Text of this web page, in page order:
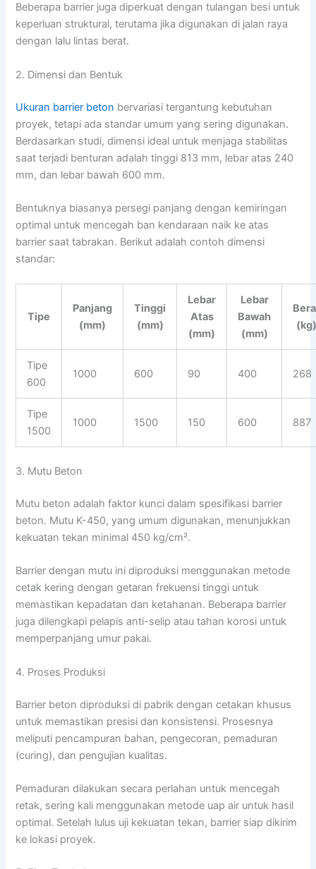
Beberapa barrier juga diperkuat dengan tulangan besi untuk
keperluan struktural, terutama jika digunakan di jalan raya
dengan lalu lintas berat.
2. Dimensi dan Bentuk
Ukuran barrier beton bervariasi tergantung kebutuhan
proyek, tetapi ada standar umum yang sering digunakan.
Berdasarkan studi, dimensi ideal untuk menjaga stabilitas
saat terjadi benturan adalah tinggi 813 mm, lebar atas 240
mm, dan lebar bawah 600 mm.
Bentuknya biasanya persegi panjang dengan kemiringan
optimal untuk mencegah ban kendaraan naik ke atas
barrier saat tabrakan. Berikut adalah contoh dimensi
standar:
Tipe
Panjang
(mm)
Tinggi
(mm)
Lebar
Atas
(mm)
Lebar
Bawah
(mm)
Tipe
600
1000 600 90 400 268
Tipe
1500
1000 1500 150 600 887
3. Mutu Beton
Mutu beton adalah faktor kunci dalam spesifikasi barrier
beton. Mutu K-450, yang umum digunakan, menunjukkan
kekuatan tekan minimal 450 kg/cm².
Barrier dengan mutu ini diproduksi menggunakan metode
cetak kering dengan getaran frekuensi tinggi untuk
memastikan kepadatan dan ketahanan. Beberapa barrier
juga dilengkapi pelapis anti-selip atau tahan korosi untuk
memperpanjang umur pakai.
4. Proses Produksi
Barrier beton diproduksi di pabrik dengan cetakan khusus
untuk memastikan presisi dan konsistensi. Prosesnya
meliputi pencampuran bahan, pengecoran, pemaduran
(curing), dan pengujian kualitas.
Pemaduran dilakukan secara perlahan untuk mencegah
retak, sering kali menggunakan metode uap air untuk hasil
optimal. Setelah lulus uji kekuatan tekan, barrier siap dikirim
ke lokasi proyek.